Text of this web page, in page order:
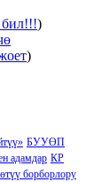
)
)
БУУӨП
адамдар КР
борборлору